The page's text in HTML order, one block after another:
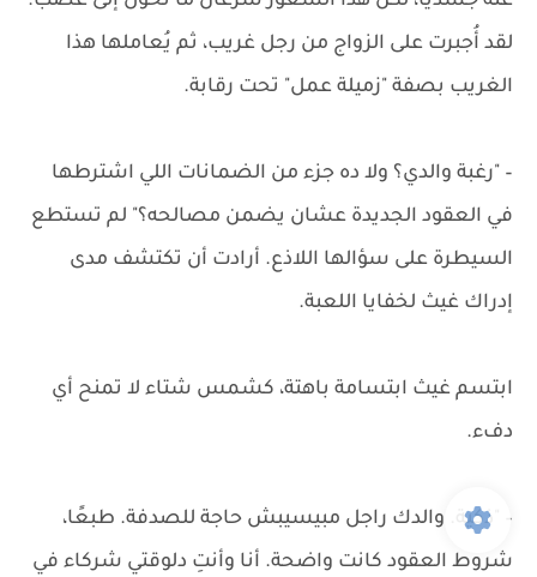
لقد أُجبرت على الزواج من رجل غريب، ثم يُعاملها هذا
الغريب بصفة "زميلة عمل" تحت رقابة.
– "رغبة والدي؟ ولا ده جزء من الضمانات اللي اشترطها
في العقود الجديدة عشان يضمن مصالحه؟" لم تستطع
السيطرة على سؤالها اللاذع. أرادت أن تكتشف مدى
إدراك غيث لخفايا اللعبة.
ابتسم غيث ابتسامة باهتة، كشمس شتاء لا تمنح أي
دفء.
– "ذكية. والدك راجل مبيسيبش حاجة للصدفة. طبعًا،
شروط العقود كانت واضحة. أنا وأنتِ دلوقتي شركاء في